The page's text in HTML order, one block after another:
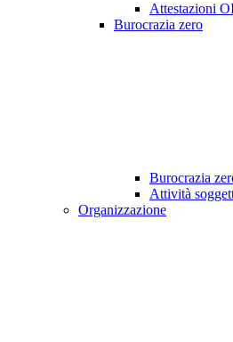
Attestazioni
Burocrazia zero
Burocrazia
Attività
Organizzazione